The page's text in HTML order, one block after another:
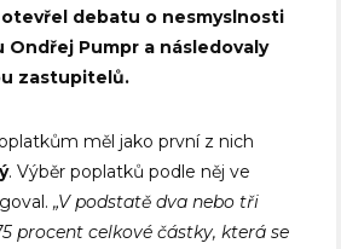
debatu o nesmyslnosti
Pumpr a následovaly
zastupitelů.
měl jako první z nich
. Výběr poplatků podle něj ve
„V podstatě dva nebo tři
procent celkové částky, která se